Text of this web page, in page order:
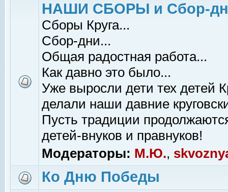
НАШИ СБОРЫ и Сбор-
Сборы Круга...
Сбор-дни...
Общая радостная работа...
Как давно это было...
Уже выросли дети тех детей
делали наши давние
Пусть традиции
детей-внуков и правнуков!
Модераторы: М.Ю.,
Ко Дню Победы